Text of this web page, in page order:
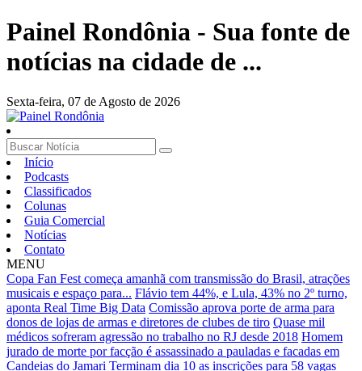
Painel Rondônia - Sua fonte de
notícias na cidade de ...
Sexta-feira, 07 de Agosto de 2026
Início
Podcasts
Classificados
Colunas
Guia Comercial
Notícias
Contato
MENU
Copa Fan Fest começa amanhã com transmissão do Brasil, atrações
musicais e espaço para... Flávio tem 44%, e Lula, 43% no 2º turno,
aponta Real Time Big Data Comissão aprova porte de arma para
donos de lojas de armas e diretores de clubes de tiro Quase mil
médicos sofreram agressão no trabalho no RJ desde 2018 Homem
jurado de morte por facção é assassinado a pauladas e facadas em
Candeias do Jamari Terminam dia 10 as inscrições para 58 vagas